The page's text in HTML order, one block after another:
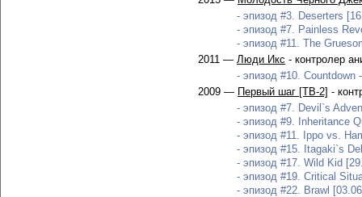
- эпизод #3. Deserters
- эпизод #7. Painless
- эпизод #11. The
2011 — Люди Икс - контролер
- эпизод #10. Countdown
2009 — Первый шаг [ТВ-2] -
- эпизод #7. Devil`s
- эпизод #9. Inheritance
- эпизод #11. Ippo vs.
- эпизод #15. Itagaki`s
- эпизод #17. Wild Kid
- эпизод #19. Critical
- эпизод #22. Brawl